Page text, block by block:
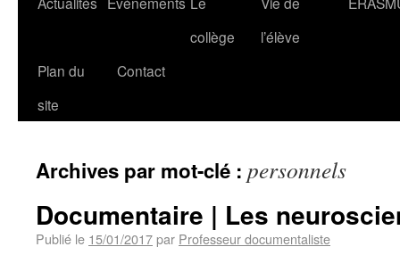
collège
l’élève
Plan du
site
Contact
Archives par mot-clé : personnels
Documentaire | Les
Publié le 15/01/2017par Professeur documentaliste